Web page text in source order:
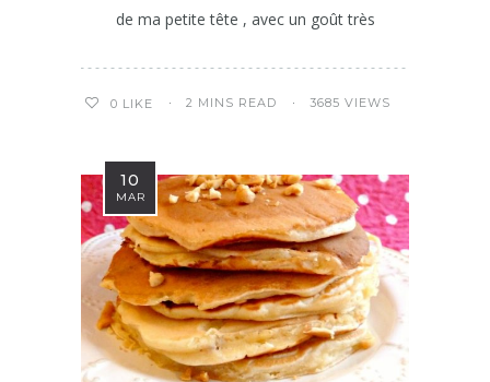
de ma petite tête , avec un goût très
0 LIKE 2 MINS READ 3685 VIEWS
10
MAR